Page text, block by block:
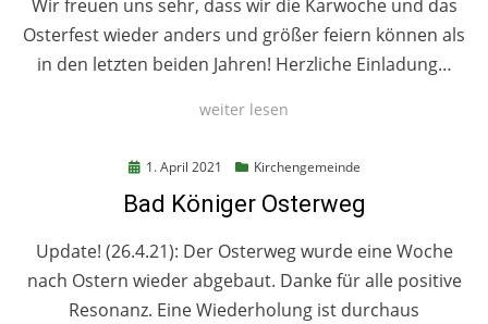
Wir freuen uns sehr, dass wir die Karwoche und das
Osterfest wieder anders und größer feiern können als
in den letzten beiden Jahren! Herzliche Einladung…
weiter lesen
Posted1. April 2021 Kirchengemeinde
Bad Königer Osterweg
Update! (26.4.21): Der Osterweg wurde eine Woche
nach Ostern wieder abgebaut. Danke für alle positive
Resonanz. Eine Wiederholung ist durchaus